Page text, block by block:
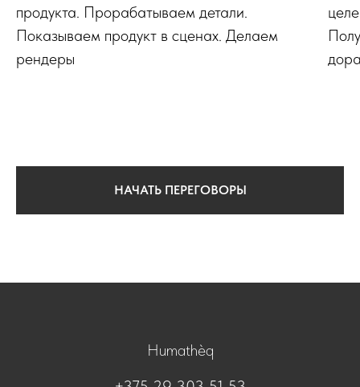
продукта. Прорабатываем детали.
Показываем продукт в сценах. Делаем
рендеры
НАЧАТЬ ПЕРЕГОВОРЫ
Humathèq